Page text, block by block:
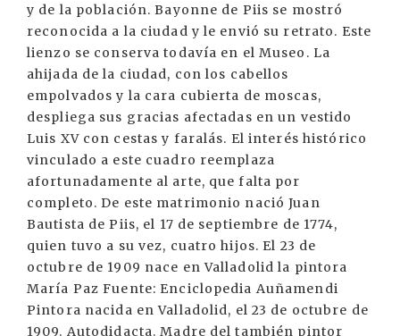
y de la población. Bayonne de Piis se mostró
reconocida a la ciudad y le envió su retrato. Este
lienzo se conserva todavía en el Museo. La
ahijada de la ciudad, con los cabellos
empolvados y la cara cubierta de moscas,
despliega sus gracias afectadas en un vestido
Luis XV con cestas y faralás. El interés histórico
vinculado a este cuadro reemplaza
afortunadamente al arte, que falta por
completo. De este matrimonio nació Juan
Bautista de Piis, el 17 de septiembre de 1774,
quien tuvo a su vez, cuatro hijos. El 23 de
octubre de 1909 nace en Valladolid la pintora
María Paz Fuente: Enciclopedia Auñamendi
Pintora nacida en Valladolid, el 23 de octubre de
1909. Autodidacta. Madre del también pintor